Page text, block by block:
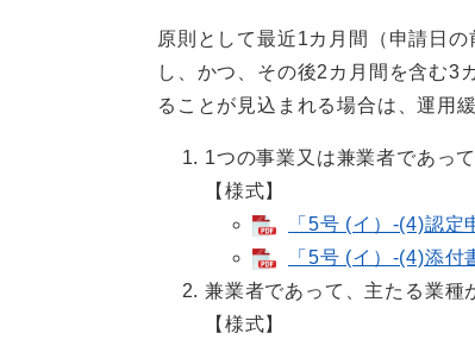
原則として最近1カ月間（申請日
し、かつ、その後2カ月間を含む3
ることが見込まれる場合は、運用
1つの事業又は兼業者であっ
【様式】
「5号 (イ）-(4)認
「5号 (イ）-(4)添
兼業者であって、主たる業種
【様式】